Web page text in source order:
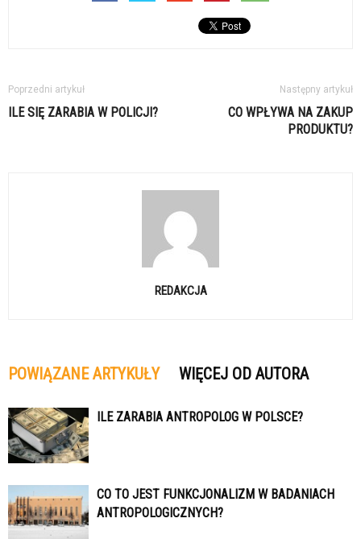
Poprzedni artykuł
ILE SIĘ ZARABIA W POLICJI?
Następny artykuł
CO WPŁYWA NA ZAKUP
PRODUKTU?
REDAKCJA
POWIĄZANE ARTYKUŁY WIĘCEJ OD AUTORA
ILE ZARABIA ANTROPOLOG W POLSCE?
CO TO JEST FUNKCJONALIZM W BADANIACH
ANTROPOLOGICZNYCH?